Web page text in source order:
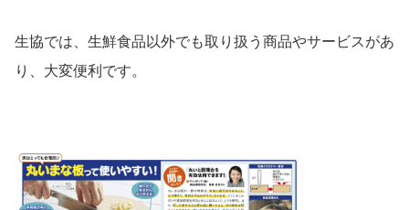
生協では、生鮮食品以外でも取り扱う商品やサービスがあ
り、大変便利です。